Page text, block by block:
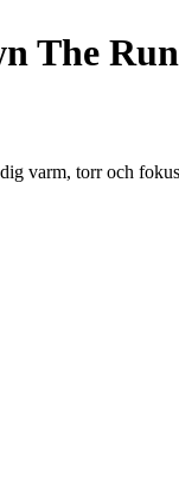
The
varm, torr och